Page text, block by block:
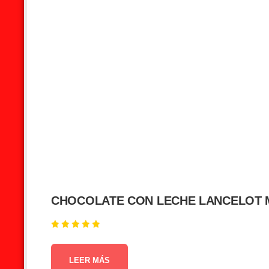
CHOCOLATE CON LECHE LANCELOT
5.00de 5
LEER MÁS